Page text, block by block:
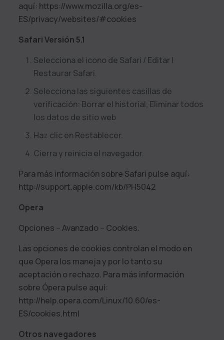
aquí: https://www.mozilla.org/es-
ES/privacy/websites/#cookies
Safari Versión 5.1
Selecciona el icono de Safari / Editar |
Restaurar Safari.
Selecciona las siguientes casillas de
verificación: Borrar el historial, Eliminar todos
los datos de sitio web
Haz clic en Restablecer.
Cierra y reinicia el navegador.
Para más información sobre Safari pulse aquí:
http://support.apple.com/kb/PH5042
Opera
Opciones – Avanzado – Cookies.
Las opciones de cookies controlan el modo en
que Opera los maneja y por lo tanto su
aceptación o rechazo. Para más información
sobre Ópera pulse aquí:
http://help.opera.com/Linux/10.60/es-
ES/cookies.html
Otros navegadores